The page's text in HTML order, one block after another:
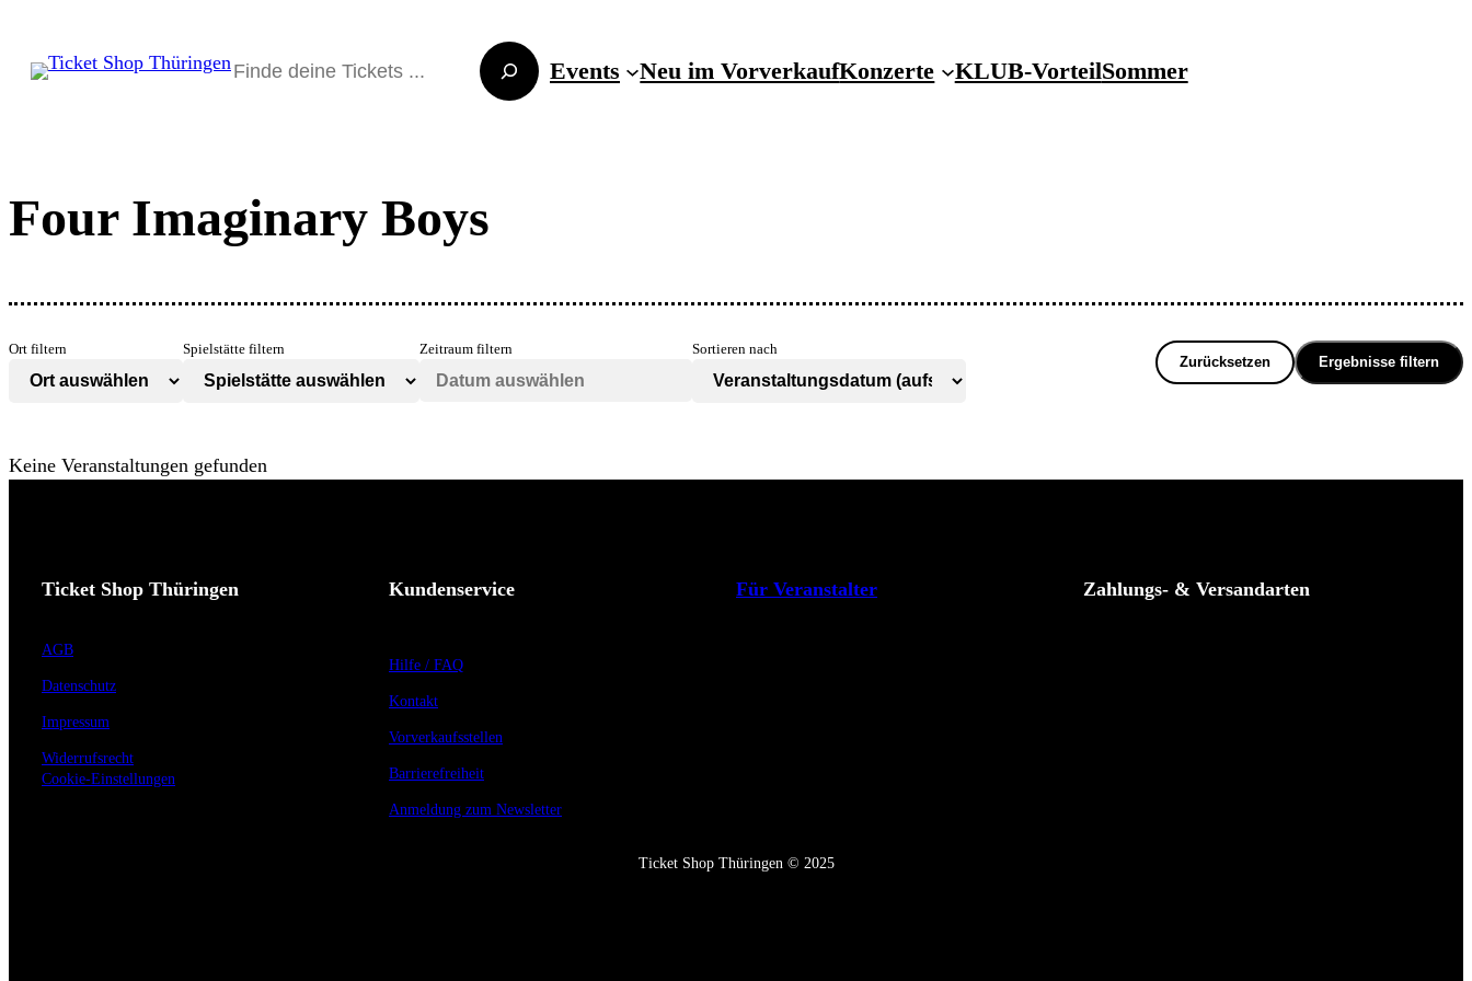
Events Neu im VorverkaufKonzerte KLUB-VorteilSommer
Four Imaginary Boys
Ort filtern Spielstätte filtern Zeitraum filtern Sortieren nach
Zurücksetzen Ergebnisse filtern
Keine Veranstaltungen gefunden
Ticket Shop Thüringen
AGB
Datenschutz
Impressum
Widerrufsrecht
Cookie-Einstellungen
Kundenservice
Hilfe / FAQ
Kontakt
Vorverkaufsstellen
Barrierefreiheit
Anmeldung zum Newsletter
Für Veranstalter Zahlungs- & Versandarten
Ticket Shop Thüringen © 2025